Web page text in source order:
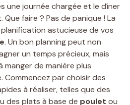
une journée chargée et le dîner
faire ? Pas de panique ! La
astucieuse de vos
. Un bon planning peut non
un temps précieux, mais
manger de manière plus
Commencez par choisir des
à réaliser, telles que des
des plats à base de poulet ou